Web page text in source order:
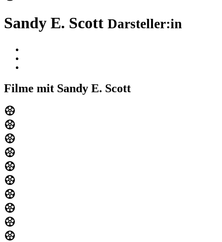
Sandy E. Scott Darsteller:in
Filme mit Sandy E. Scott